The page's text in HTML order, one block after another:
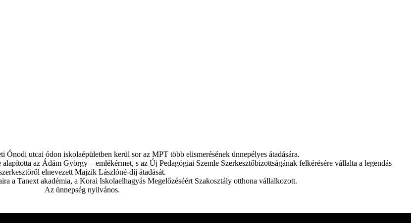
Ónodi utcai ódon iskolaépületben kerül sor az MPT több elismerésének ünnepélyes átadására.
az Ádám György – emlékérmet, s az Új Pedagógiai Szemle Szerkesztőbizottságának felkérésére vállalta a legendás
elnevezett Majzik Lászlóné-díj átadását.
a Tanext akadémia, a Korai Iskolaelhagyás Megelőzéséért Szakosztály otthona vállalkozott.
Az ünnepség nyilvános.